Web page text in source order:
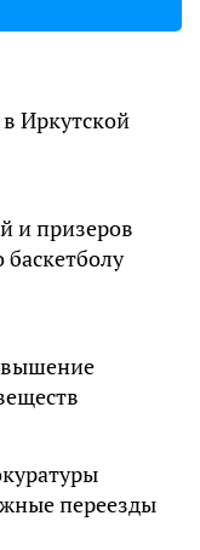
Иркутской
и призеров
переезды